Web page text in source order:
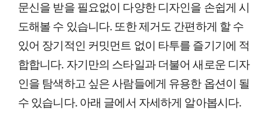
문신을 받을 필요없이 다양한 디자인을 손쉽게 시
도해볼 수 있습니다. 또한 제거도 간편하게 할 수
있어 장기적인 커밋먼트 없이 타투를 즐기기에 적
합합니다. 자기만의 스타일과 더불어 새로운 디자
인을 탐색하고 싶은 사람들에게 유용한 옵션이 될
수 있습니다. 아래 글에서 자세하게 알아봅시다.